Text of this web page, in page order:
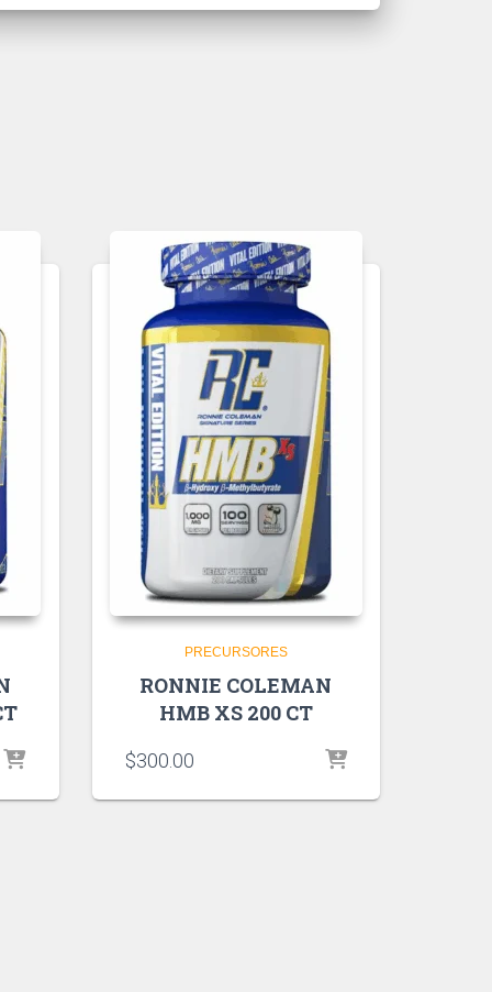
PRECURSORES
RONNIE COLEMAN
HMB XS 200 CT
$300.00